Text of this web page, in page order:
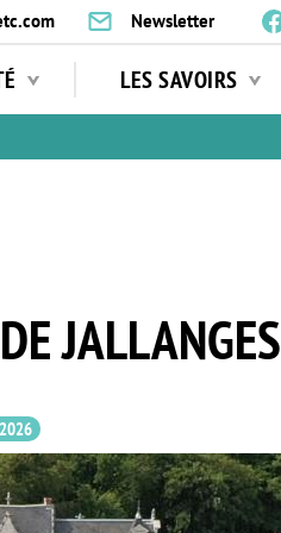
Newsletter
LES SAVOIRS
JALLANGES